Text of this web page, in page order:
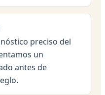
preciso del
un
antes de